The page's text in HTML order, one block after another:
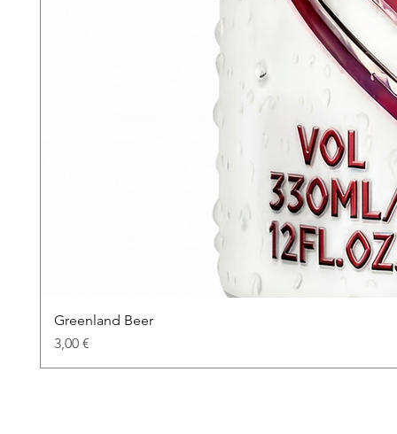
Greenland Beer
Kaina
3,00 €